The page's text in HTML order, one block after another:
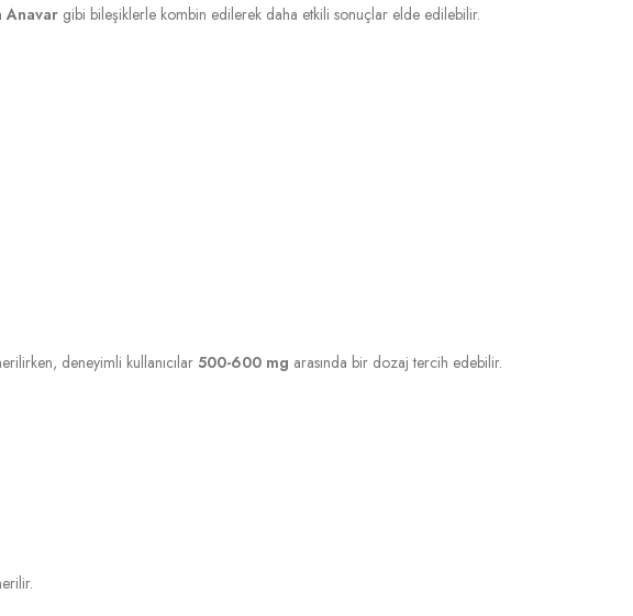
Anavar gibi bileşiklerle kombin edilerek daha etkili sonuçlar elde edilebilir.
deneyimli kullanıcılar 500-600 mg arasında bir dozaj tercih edebilir.